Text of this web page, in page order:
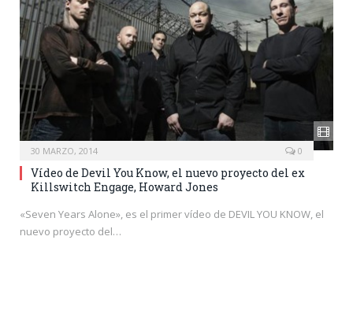
30 MARZO, 2014 0
Vídeo de Devil You Know, el nuevo proyecto del ex
Killswitch Engage, Howard Jones
«Seven Years Alone», es el primer vídeo de DEVIL YOU KNOW, el
nuevo proyecto del…